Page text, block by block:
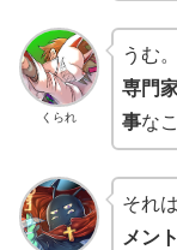
くられ
うむ。
専門
事な
それ
メン